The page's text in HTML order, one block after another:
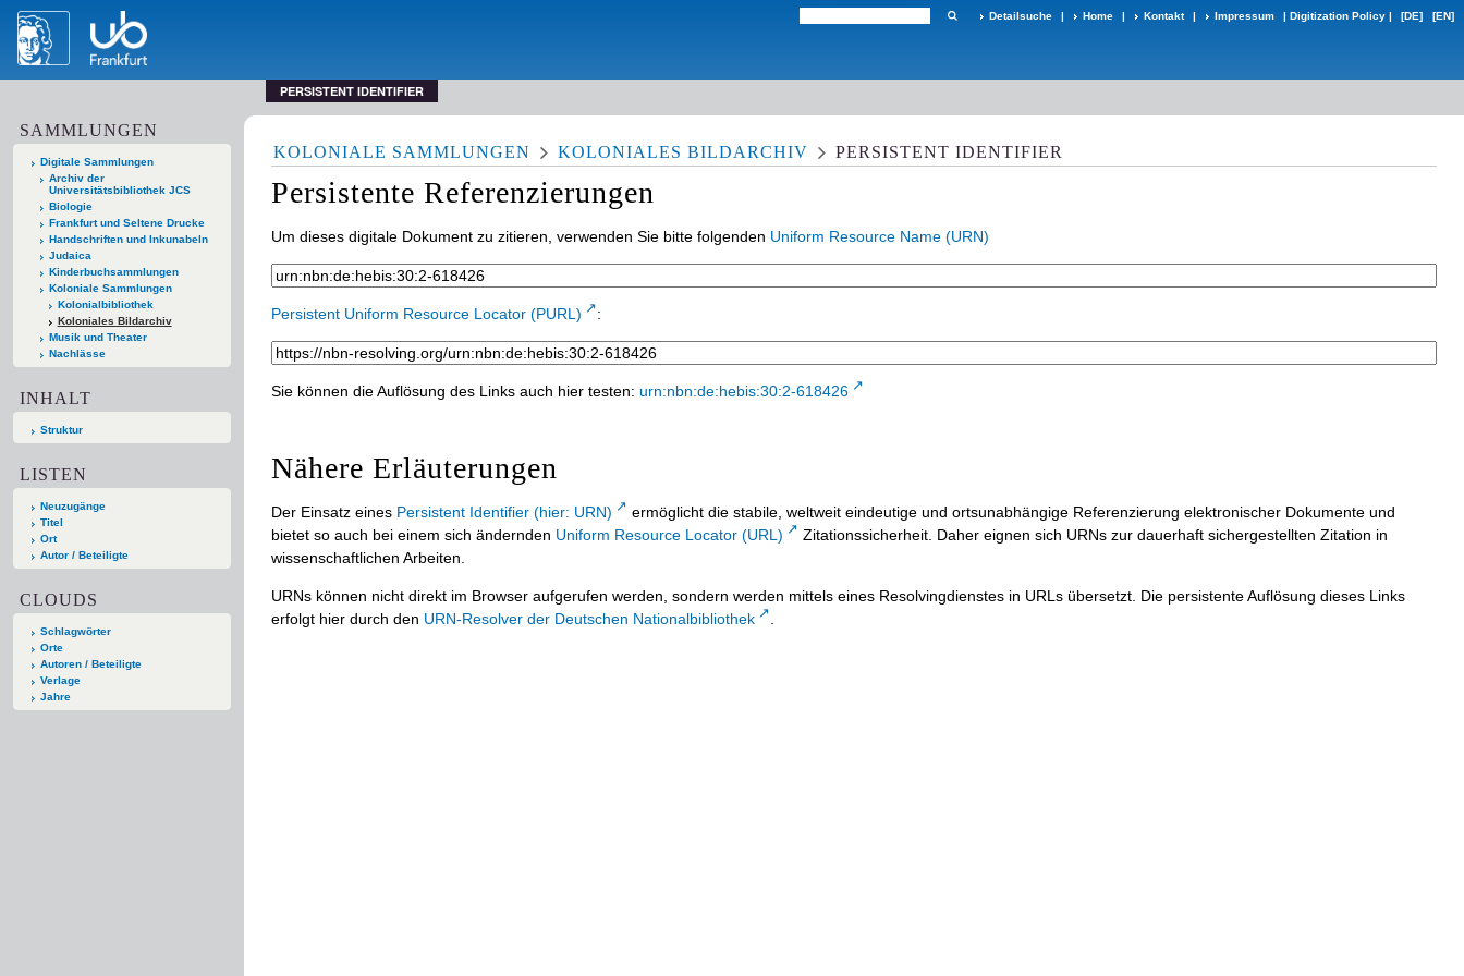
Detailsuche | Home | Kontakt | Impressum | Digitization Policy | [DE] [EN]
PERSISTENT IDENTIFIER
SAMMLUNGEN
Digitale Sammlungen
Archiv der
Universitätsbibliothek JCS
Biologie
Frankfurt und Seltene Drucke
Handschriften und Inkunabeln
Judaica
Kinderbuchsammlungen
Koloniale Sammlungen
Kolonialbibliothek
Koloniales Bildarchiv
Musik und Theater
Nachlässe
INHALT
Struktur
LISTEN
Neuzugänge
Titel
Ort
Autor / Beteiligte
CLOUDS
Schlagwörter
Orte
Autoren / Beteiligte
Verlage
Jahre
KOLONIALE SAMMLUNGEN KOLONIALES BILDARCHIV PERSISTENT IDENTIFIER
Persistente Referenzierungen
Um dieses digitale Dokument zu zitieren, verwenden Sie bitte folgenden Uniform Resource Name (URN)
Persistent Uniform Resource Locator (PURL) :
Sie können die Auflösung des Links auch hier testen: urn:nbn:de:hebis:30:2-618426
Nähere Erläuterungen
Der Einsatz eines Persistent Identifier (hier: URN)
ermöglicht die stabile, weltweit eindeutige und ortsunabhängige Referenzierung elektronischer Dokumente und
bietet so auch bei einem sich ändernden Uniform Resource Locator (URL)
Zitationssicherheit. Daher eignen sich URNs zur dauerhaft sichergestellten Zitation in
wissenschaftlichen Arbeiten.
URNs können nicht direkt im Browser aufgerufen werden, sondern werden mittels eines Resolvingdienstes in URLs übersetzt. Die persistente Auflösung dieses Links
erfolgt hier durch den URN-Resolver der Deutschen Nationalbibliothek